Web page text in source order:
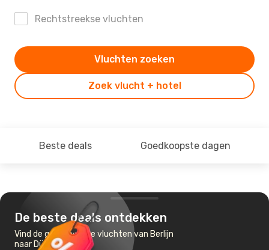
Rechtstreekse vluchten
Zoek vlucht + hotel
Vluchten zoeken
Beste deals Goedkoopste dagen
De beste deals ontdekken
Vind de goedkoopste vluchten van Berlijn
naar Düsseldorf